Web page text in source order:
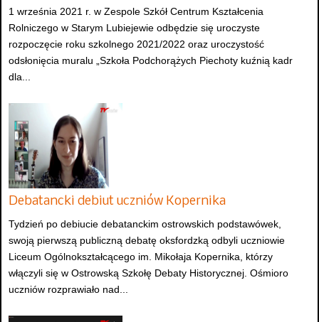
1 września 2021 r. w Zespole Szkół Centrum Kształcenia
Rolniczego w Starym Lubiejewie odbędzie się uroczyste
rozpoczęcie roku szkolnego 2021/2022 oraz uroczystość
odsłonięcia muralu „Szkoła Podchorążych Piechoty kuźnią kadr
dla...
Debatancki debiut uczniów Kopernika
Tydzień po debiucie debatanckim ostrowskich podstawówek,
swoją pierwszą publiczną debatę oksfordzką odbyli uczniowie
Liceum Ogólnokształcącego im. Mikołaja Kopernika, którzy
włączyli się w Ostrowską Szkołę Debaty Historycznej. Ośmioro
uczniów rozprawiało nad...